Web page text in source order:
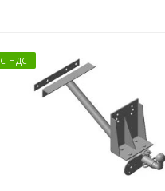
С НДС